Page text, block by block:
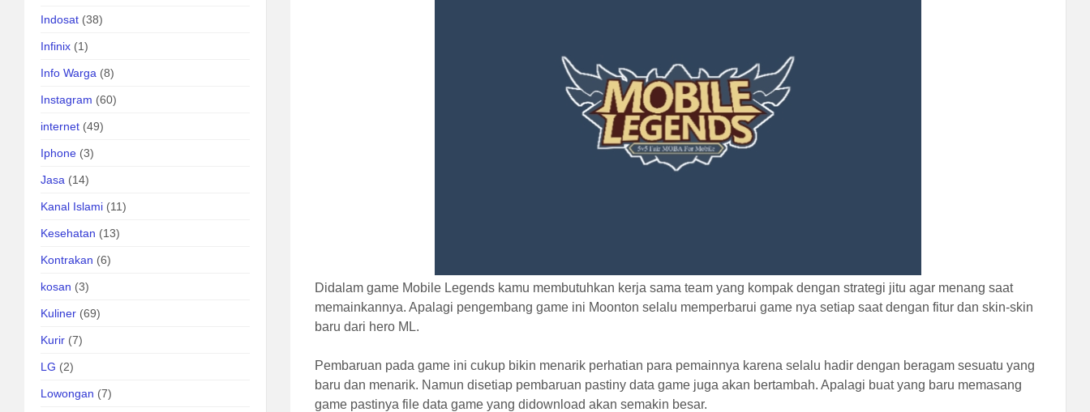
Didalam game Mobile Legends kamu membutuhkan kerja sama team yang kompak dengan strategi jitu agar menang saat
memainkannya. Apalagi pengembang game ini Moonton selalu memperbarui game nya setiap saat dengan fitur dan skin-skin
baru dari hero ML.
Pembaruan pada game ini cukup bikin menarik perhatian para pemainnya karena selalu hadir dengan beragam sesuatu yang
baru dan menarik. Namun disetiap pembaruan pastiny data game juga akan bertambah. Apalagi buat yang baru memasang
game pastinya file data game yang didownload akan semakin besar.
Indosat (38)
Infinix (1)
Info Warga (8)
Instagram (60)
internet (49)
Iphone (3)
Jasa (14)
Kanal Islami (11)
Kesehatan (13)
Kontrakan (6)
kosan (3)
Kuliner (69)
Kurir (7)
LG (2)
Lowongan (7)